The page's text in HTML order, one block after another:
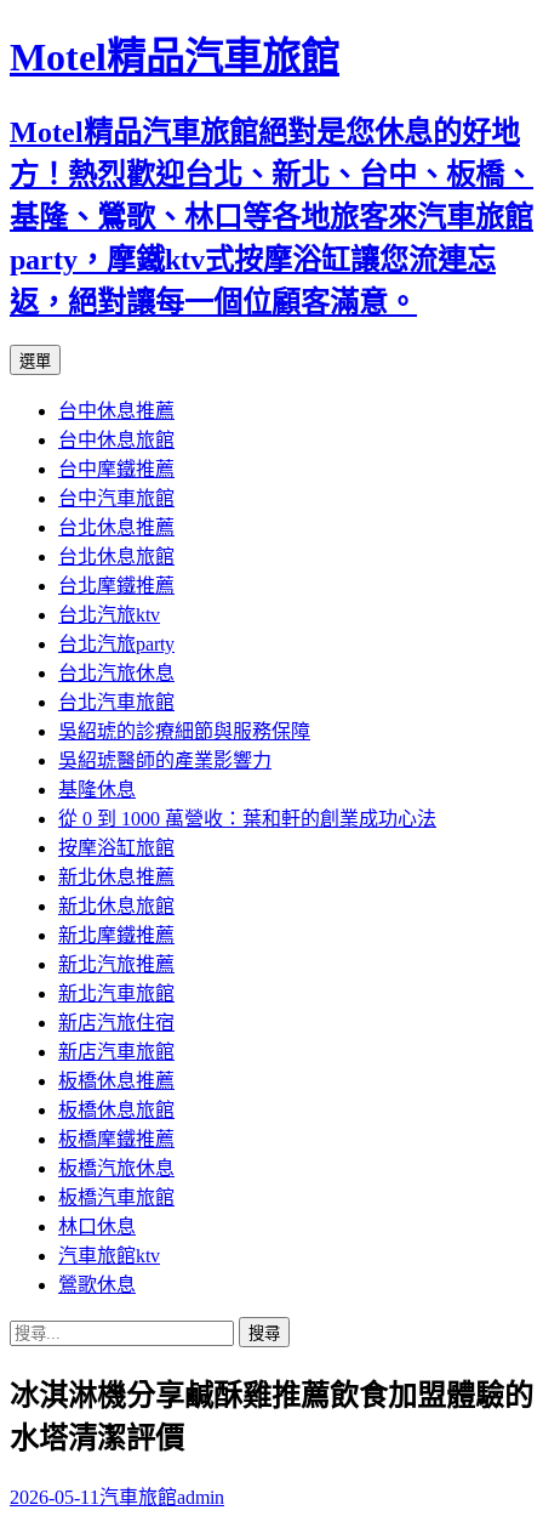
Motel精品汽車旅館
Motel精品汽車旅館絕對是您休息的好地
方！熱烈歡迎台北、新北、台中、板橋、
基隆、鶯歌、林口等各地旅客來汽車旅館
party，摩鐵ktv式按摩浴缸讓您流連忘
返，絕對讓每一個位顧客滿意。
選單
內
容
台中休息推薦
台中休息旅館
台中摩鐵推薦
台中汽車旅館
台北休息推薦
台北休息旅館
台北摩鐵推薦
台北汽旅ktv
台北汽旅party
台北汽旅休息
台北汽車旅館
吳紹琥的診療細節與服務保障
吳紹琥醫師的產業影響力
基隆休息
從 0 到 1000 萬營收：葉和軒的創業成功心法
按摩浴缸旅館
新北休息推薦
新北休息旅館
新北摩鐵推薦
新北汽旅推薦
新北汽車旅館
新店汽旅住宿
新店汽車旅館
板橋休息推薦
板橋休息旅館
板橋摩鐵推薦
板橋汽旅休息
板橋汽車旅館
林口休息
汽車旅館ktv
鶯歌休息
搜
關
鍵
字:
冰淇淋機分享鹹酥雞推薦飲食加盟體驗的
水塔清潔評價
2026-05-11汽車旅館admin